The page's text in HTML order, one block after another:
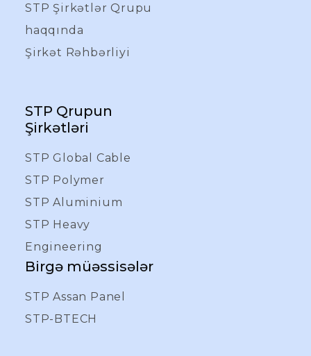
STP Şirkətlər Qrupu
haqqında
Şirkət Rəhbərliyi
STP Qrupun
Şirkətləri
STP Global Cable
STP Polymer
STP Aluminium
STP Heavy
Engineering
Birgə müəssisələr
STP Assan Panel
STP-BTECH